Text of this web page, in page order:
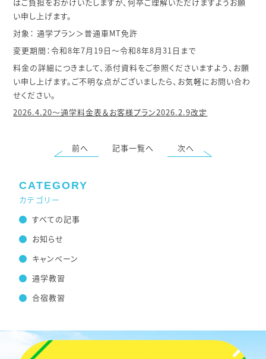
い申し上げます。
対象： 通学プラン＞普通車MT免許
変更期間：令和8年7月19日～令和8年8月31日まで
料金の詳細につきまして、添付資料をご参照くださいますよう、お願
い申し上げます。ご不明な点がございましたら、お気軽にお問い合わ
せください。
2026.4.20～通学料金表＆お客様プラン2026.2.9改定
前へ 記事一覧へ 次へ
CATEGORY
カテゴリー
すべての記事
お知らせ
キャンペーン
通学教習
合宿教習